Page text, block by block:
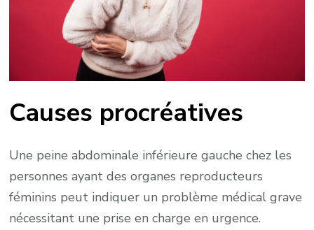
Causes procréatives
Une peine abdominale inférieure gauche chez les
personnes ayant des organes reproducteurs
féminins peut indiquer un problème médical grave
nécessitant une prise en charge en urgence.